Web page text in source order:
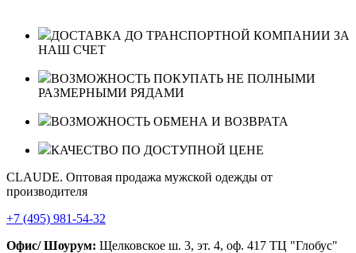
ДОСТАВКА ДО ТРАНСПОРТНОЙ КОМПАНИИ ЗА
НАШ СЧЕТ
ВОЗМОЖНОСТЬ ПОКУПАТЬ НЕ ПОЛНЫМИ
РАЗМЕРНЫМИ РЯДАМИ
ВОЗМОЖНОСТЬ ОБМЕНА И ВОЗВРАТА
КАЧЕСТВО ПО ДОСТУПНОЙ ЦЕНЕ
CLAUDE. Оптовая продажа мужской одежды от
производителя
+7 (495) 981-54-32
Офис/ Шоурум: Щелковское ш. 3, эт. 4, оф. 417 ТЦ "Глобус"